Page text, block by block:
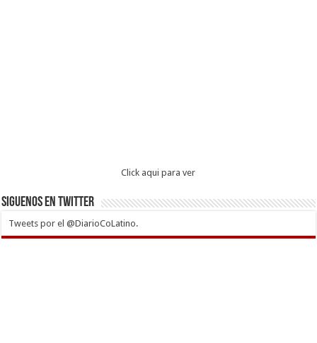
Click aqui para ver
Siguenos en twitter
Tweets por el @DiarioCoLatino.